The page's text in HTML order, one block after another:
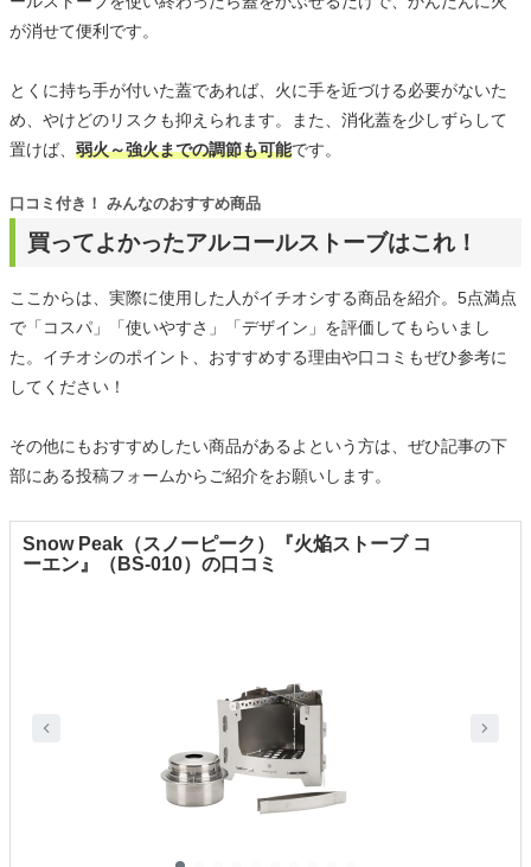
が消せて便利です。
とくに持ち手が付いた蓋であれば、火に手を近づける必要がないた
め、やけどのリスクも抑えられます。また、消化蓋を少しずらして
置けば、 弱火～強火までの調節も可能です。
買ってよかったアルコールストーブはこれ！
口コミ付き！ みんなのおすすめ商品
ここからは、実際に使用した人がイチオシする商品を紹介。5点満点
で「コスパ」「使いやすさ」「デザイン」を評価してもらいまし
た。イチオシのポイント、おすすめする理由や口コミもぜひ参考に
してください！
その他にもおすすめしたい商品があるよという方は、ぜひ記事の下
部にある投稿フォームからご紹介をお願いします。
Snow Peak（スノーピーク）『火焔ストーブ コ
ーエン』（BS-010）の口コミ